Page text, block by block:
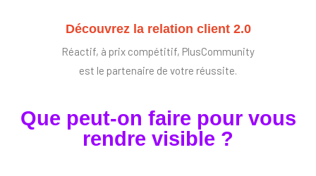
Découvrez la relation client 2.0
Réactif, à prix compétitif, PlusCommunity
est le partenaire de votre réussite.
Que peut-on faire pour vous
rendre visible ?